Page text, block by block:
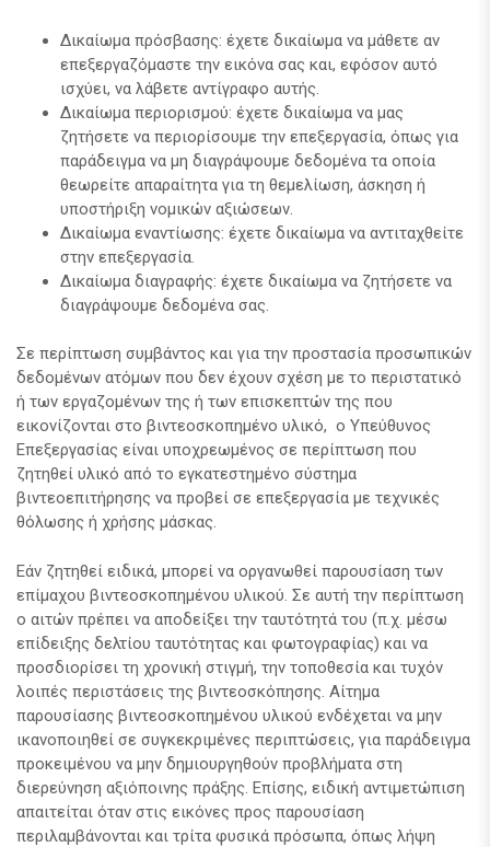
Δικαίωμα πρόσβασης: έχετε δικαίωμα να μάθετε αν
επεξεργαζόμαστε την εικόνα σας και, εφόσον αυτό
ισχύει, να λάβετε αντίγραφο αυτής.
Δικαίωμα περιορισμού: έχετε δικαίωμα να μας
ζητήσετε να περιορίσουμε την επεξεργασία, όπως για
παράδειγμα να μη διαγράψουμε δεδομένα τα οποία
θεωρείτε απαραίτητα για τη θεμελίωση, άσκηση ή
υποστήριξη νομικών αξιώσεων.
Δικαίωμα εναντίωσης: έχετε δικαίωμα να αντιταχθείτε
στην επεξεργασία.
Δικαίωμα διαγραφής: έχετε δικαίωμα να ζητήσετε να
διαγράψουμε δεδομένα σας.
Σε περίπτωση συμβάντος και για την προστασία προσωπικών
δεδομένων ατόμων που δεν έχουν σχέση με το περιστατικό
ή των εργαζομένων της ή των επισκεπτών της που
εικονίζονται στο βιντεοσκοπημένο υλικό, ο Υπεύθυνος
Επεξεργασίας είναι υποχρεωμένος σε περίπτωση που
ζητηθεί υλικό από το εγκατεστημένο σύστημα
βιντεοεπιτήρησης να προβεί σε επεξεργασία με τεχνικές
θόλωσης ή χρήσης μάσκας.
Εάν ζητηθεί ειδικά, μπορεί να οργανωθεί παρουσίαση των
επίμαχου βιντεοσκοπημένου υλικού. Σε αυτή την περίπτωση
ο αιτών πρέπει να αποδείξει την ταυτότητά του (π.χ. μέσω
επίδειξης δελτίου ταυτότητας και φωτογραφίας) και να
προσδιορίσει τη χρονική στιγμή, την τοποθεσία και τυχόν
λοιπές περιστάσεις της βιντεοσκόπησης. Αίτημα
παρουσίασης βιντεοσκοπημένου υλικού ενδέχεται να μην
ικανοποιηθεί σε συγκεκριμένες περιπτώσεις, για παράδειγμα
προκειμένου να μην δημιουργηθούν προβλήματα στη
διερεύνηση αξιόποινης πράξης. Επίσης, ειδική αντιμετώπιση
απαιτείται όταν στις εικόνες προς παρουσίαση
περιλαμβάνονται και τρίτα φυσικά πρόσωπα, όπως λήψη